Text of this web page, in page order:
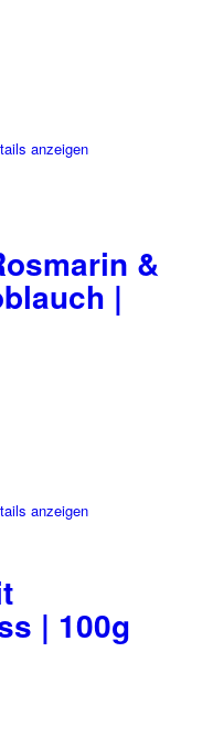
anzeigen
&
|
anzeigen
| 100g